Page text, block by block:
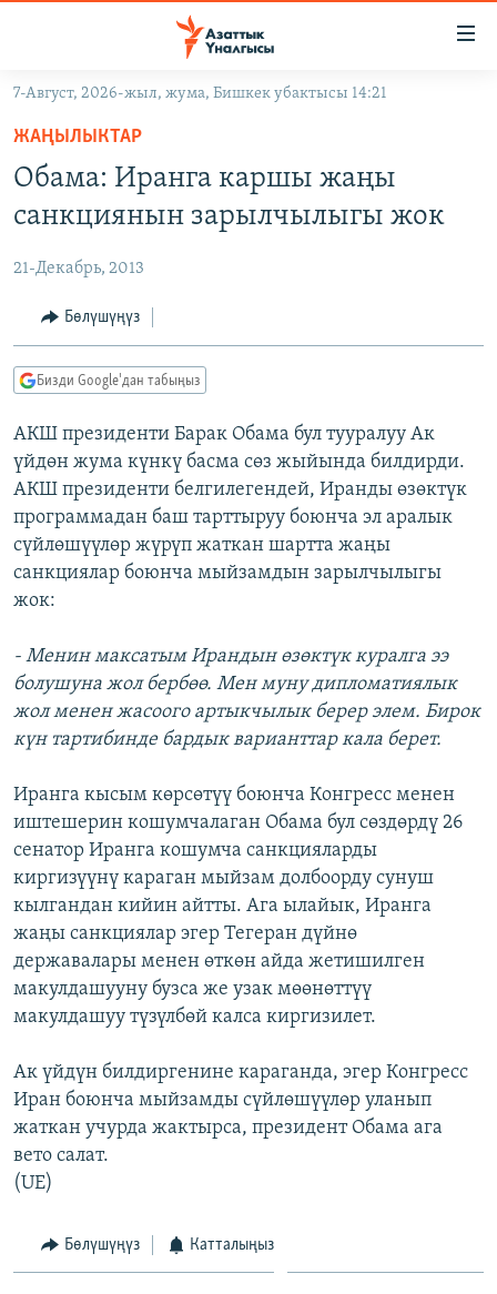
Навигацияга
өтүңүз
Издөөгө
салыңыз
КЫРГЫЗСТАН
ЭКОНОМИКА
МАДАНИЯТ
БОРБОР АЗИЯ
АТАЙЫН ИЛИКТӨӨ
ТВ ПРОГРАММАЛАР
ЭКСПЕРТТЕР ТАЛДАЙТ
БИЗ ЖАНА ДҮЙНӨ
ДАНИСТЕ
ЭЖЕ-СИҢДИЛЕР
АЗАТТЫК+
ЫҢГАЙСЫЗ СУРООЛОР
ӨЗГӨЧӨ ПИКИР
Русский
ОНЛАЙН ШЕРИНЕ
ЭЕ/АРнун бардык сайттары
7-Август, 2026-жыл, жума, Бишкек убактысы 14:21
ЖАҢЫЛЫКТАР
Обама: Иранга каршы жаңы
санкциянын зарылчылыгы жок
21-Декабрь, 2013
Бөлүшүңүз
Бизди Google'дан табыңыз
АКШ президенти Барак Обама бул тууралуу Ак
үйдөн жума күнкү басма сөз жыйында билдирди.
АКШ президенти белгилегендей, Иранды өзөктүк
программадан баш тарттыруу боюнча эл аралык
сүйлөшүүлөр жүрүп жаткан шартта жаңы
санкциялар боюнча мыйзамдын зарылчылыгы
жок:
- Менин максатым Ирандын өзөктүк куралга ээ
болушуна жол бербөө. Мен муну дипломатиялык
жол менен жасоого артыкчылык берер элем. Бирок
күн тартибинде бардык варианттар кала берет.
Иранга кысым көрсөтүү боюнча Конгресс менен
иштешерин кошумчалаган Обама бул сөздөрдү 26
сенатор Иранга кошумча санкцияларды
киргизүүнү караган мыйзам долбоорду сунуш
кылгандан кийин айтты. Ага ылайык, Иранга
жаңы санкциялар эгер Тегеран дүйнө
державалары менен өткөн айда жетишилген
макулдашууну бузса же узак мөөнөттүү
макулдашуу түзүлбөй калса киргизилет.
Ак үйдүн билдиргенине караганда, эгер Конгресс
Иран боюнча мыйзамды сүйлөшүүлөр уланып
жаткан учурда жактырса, президент Обама ага
вето салат.
(UE)
Бөлүшүңүз Катталыңыз